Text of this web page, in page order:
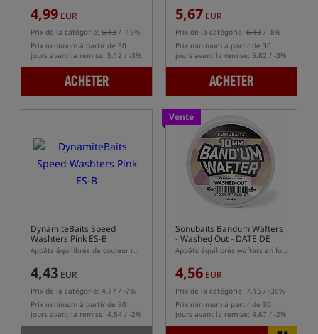
4,99 EUR
Prix de la catégorie: 6,13 / -19%
Prix minimum à partir de 30
jours avant la remise: 5.12 / -3%
ACHETER
5,67 EUR
Prix de la catégorie: 6,13 / -8%
Prix minimum à partir de 30
jours avant la remise: 5.82 / -3%
ACHETER
DynamiteBaits Speed
Washters Pink ES-B
Appâts équilibrés de couleur rose délavée
4,43 EUR
Prix de la catégorie: 4,77 / -7%
Prix minimum à partir de 30
jours avant la remise: 4.54 / -2%
Vente
Sonubaits Bandum Wafters
- Washed Out- DATE DE
VALIDITÉ COURTE
Appâts équilibrés wafters en forme de dumbells
4,56 EUR
Prix de la catégorie: 7,15 / -36%
Prix minimum à partir de 30
jours avant la remise: 4.67 / -2%